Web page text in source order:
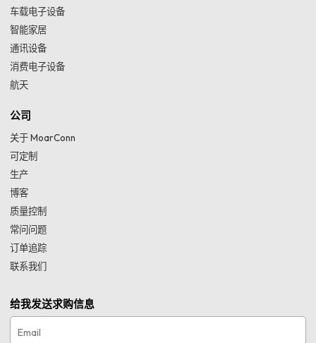
车载电子设备
智能家居
通讯设备
消费电子设备
航天
公司
关于 MoarConn
可定制
生产
博客
质量控制
常问问题
订单追踪
联系我们
给我发送求购信息